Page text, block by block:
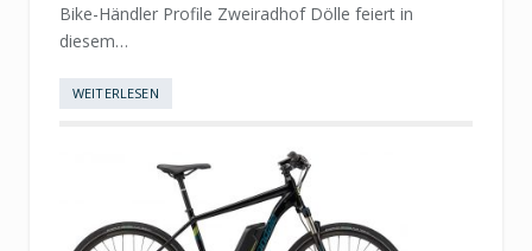
Bike-Händler Profile Zweiradhof Dölle feiert in
diesem…
WEITERLESEN